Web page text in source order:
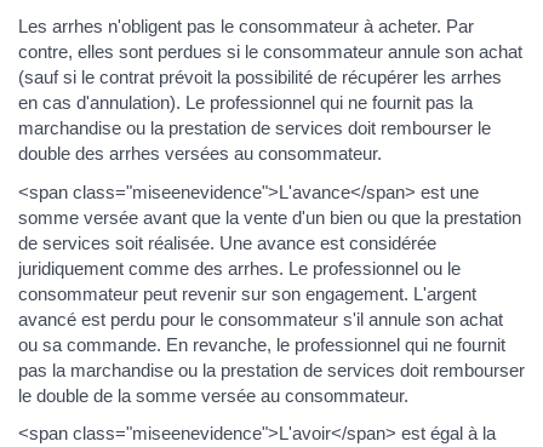
Les arrhes n'obligent pas le consommateur à acheter. Par
contre, elles sont perdues si le consommateur annule son achat
(sauf si le contrat prévoit la possibilité de récupérer les arrhes
en cas d'annulation). Le professionnel qui ne fournit pas la
marchandise ou la prestation de services doit rembourser le
double des arrhes versées au consommateur.
<span class="miseenevidence">L'avance</span> est une
somme versée avant que la vente d'un bien ou que la prestation
de services soit réalisée. Une avance est considérée
juridiquement comme des arrhes. Le professionnel ou le
consommateur peut revenir sur son engagement. L'argent
avancé est perdu pour le consommateur s'il annule son achat
ou sa commande. En revanche, le professionnel qui ne fournit
pas la marchandise ou la prestation de services doit rembourser
le double de la somme versée au consommateur.
<span class="miseenevidence">L'avoir</span> est égal à la